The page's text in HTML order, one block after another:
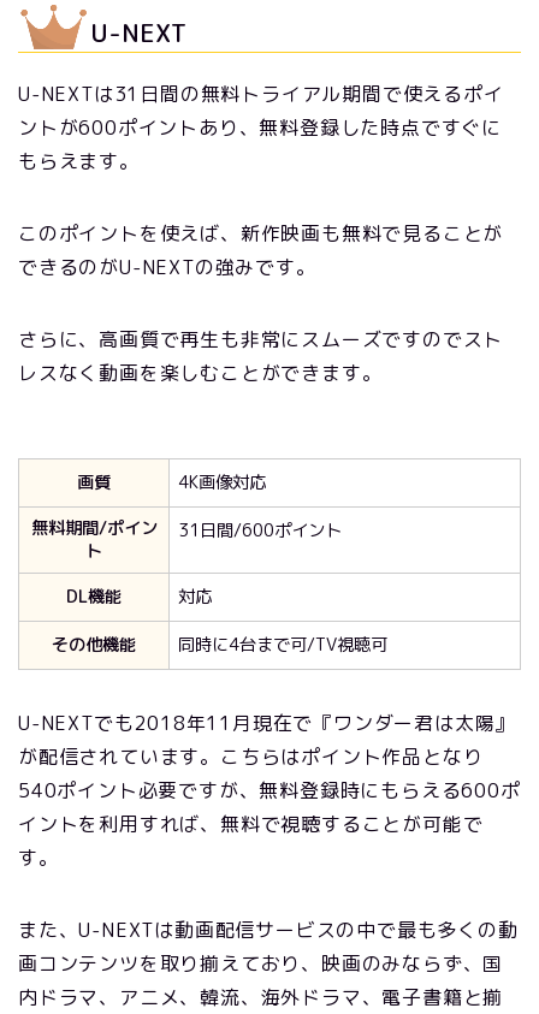
U-NEXT
U-NEXTは31日間の無料トライアル期間で使えるポイ
ントが600ポイントあり、無料登録した時点ですぐに
もらえます。
このポイントを使えば、新作映画も無料で見ることが
できるのがU-NEXTの強みです。
さらに、高画質で再生も非常にスムーズですのでスト
レスなく動画を楽しむことができます。
画質
4K画像対応
無料期間/ポイン
ト
31日間/600ポイント
DL機能
対応
その他機能
同時に4台まで可/TV視聴可
U-NEXTでも2018年11月現在で『ワンダー君は太陽』
が配信されています。こちらはポイント作品となり
540ポイント必要ですが、無料登録時にもらえる600ポ
イントを利用すれば、無料で視聴することが可能で
す。
また、U-NEXTは動画配信サービスの中で最も多くの動
画コンテンツを取り揃えており、映画のみならず、国
内ドラマ、アニメ、韓流、海外ドラマ、電子書籍と揃